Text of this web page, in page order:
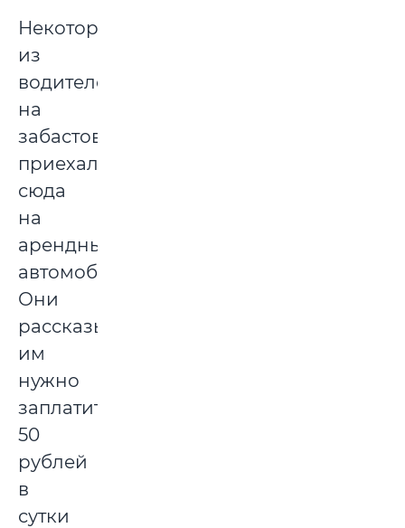
Некоторые
из
водителей
на
забастовке
приехали
сюда
на
арендных
автомобилях.
Они
рассказывают:
им
нужно
заплатить
50
рублей
в
сутки